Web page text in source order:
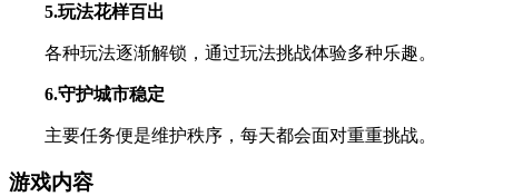
5.玩法花样百出
各种玩法逐渐解锁，通过玩法挑战体验多种乐趣。
6.守护城市稳定
主要任务便是维护秩序，每天都会面对重重挑战。
游戏内容